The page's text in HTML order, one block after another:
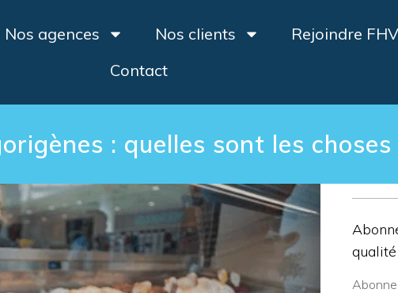
Nos agences Nos clients
Rejoindre FHV
Contact
: quelles sont les choses
qualité